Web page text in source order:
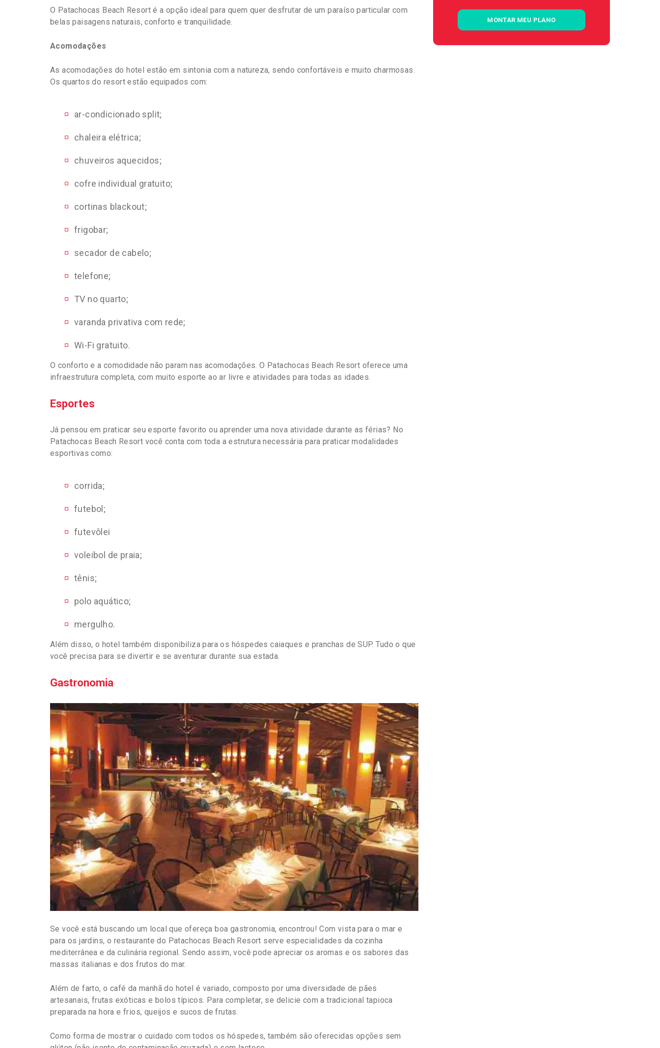
O Patachocas Beach Resort é a opção ideal para quem quer desfrutar de um paraíso particular com
belas paisagens naturais, conforto e tranquilidade.
Acomodações
As acomodações do hotel estão em sintonia com a natureza, sendo confortáveis e muito charmosas.
Os quartos do resort estão equipados com:
ar-condicionado split;
chaleira elétrica;
chuveiros aquecidos;
cofre individual gratuito;
cortinas blackout;
frigobar;
secador de cabelo;
telefone;
TV no quarto;
varanda privativa com rede;
Wi-Fi gratuito.
O conforto e a comodidade não param nas acomodações. O Patachocas Beach Resort oferece uma
infraestrutura completa, com muito esporte ao ar livre e atividades para todas as idades.
Esportes
Já pensou em praticar seu esporte favorito ou aprender uma nova atividade durante as férias? No
Patachocas Beach Resort você conta com toda a estrutura necessária para praticar modalidades
esportivas como:
corrida;
futebol;
futevôlei
voleibol de praia;
tênis;
polo aquático;
mergulho.
Além disso, o hotel também disponibiliza para os hóspedes caiaques e pranchas de SUP. Tudo o que
você precisa para se divertir e se aventurar durante sua estada.
Gastronomia
Se você está buscando um local que ofereça boa gastronomia, encontrou! Com vista para o mar e
para os jardins, o restaurante do Patachocas Beach Resort serve especialidades da cozinha
mediterrânea e da culinária regional. Sendo assim, você pode apreciar os aromas e os sabores das
massas italianas e dos frutos do mar.
Além de farto, o café da manhã do hotel é variado, composto por uma diversidade de pães
artesanais, frutas exóticas e bolos típicos. Para completar, se delicie com a tradicional tapioca
preparada na hora e frios, queijos e sucos de frutas.
Como forma de mostrar o cuidado com todos os hóspedes, também são oferecidas opções sem
MONTAR MEU PLANO